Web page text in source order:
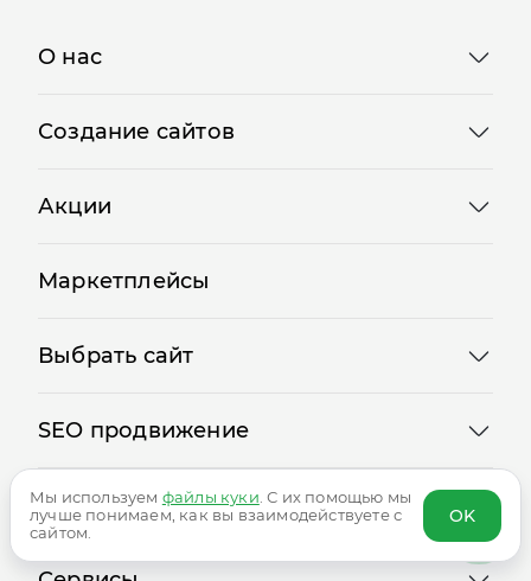
Реклама
Мы используем файлы куки . С их помощью мы
лучше понимаем, как вы взаимодействуете с
сайтом.
OK